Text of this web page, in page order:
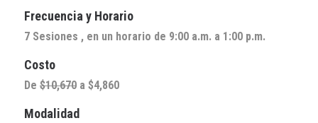
Frecuencia y Horario
7 Sesiones , en un horario de 9:00 a.m. a 1:00 p.m.
Costo
De $10,670 a $4,860
Modalidad